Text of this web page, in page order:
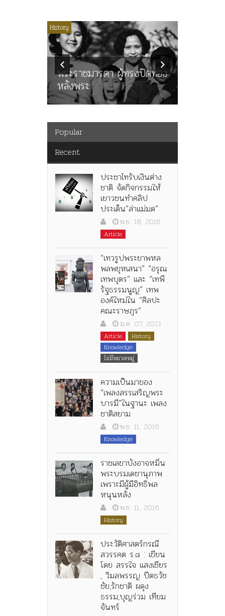
History
พระราชมารดา ผู้ทรงปิดทอง
หลังพระ
Popular
Recent
ประชาไทรับเงินต่าง
ชาติ จัดกิจกรรมให้
เยาวชนทำคลิป
ประเด็น”ล่าแม่มด”
พ.ย. 18, 2016
Article
“เทวรูปพระยาพหล
พลพยุหเสนา” “อรุณ
เทพบุตร” และ “เทพี
รัฐธรรมนูญ” เทพ
องค์ใหม่ใน “ศิลปะ
คณะราษฎร”
ม.ค. 07, 2021
Article
History
Knowledge
ไม่มีหมวดหมู่
ความเป็นมาของ
“เพลงสรรเสริญพระ
บารมี”ในฐานะ เพลง
ชาติสยาม
พ.ย. 11, 2016
Knowledge
ราชเลขาบังอาจหมิ่น
พระบรมเดชานุภาพ
เพราะมีผู้มีอิทธิพล
หนุนหลัง
พ.ย. 11, 2016
History
ประวัติศาสตร์กรณี
สวรรคต ร.๘ : เขียน
โดย สรรใจ แสงเชียร
, วิมลพรรญ ปีตธวัช
ชัย,รักชาติ ผดุง
ธรรม,บุญร่วม เทียม
จันทร์